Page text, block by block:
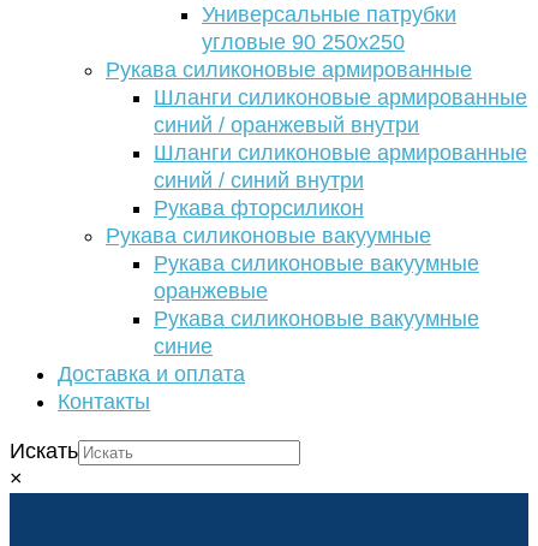
Универсальные патрубки
угловые 90 250х250
Рукава силиконовые армированные
Шланги силиконовые армированные
синий / оранжевый внутри
Шланги силиконовые армированные
синий / синий внутри
Рукава фторсиликон
Рукава силиконовые вакуумные
Рукава силиконовые вакуумные
оранжевые
Рукава силиконовые вакуумные
синие
Доставка и оплата
Контакты
Искать
×